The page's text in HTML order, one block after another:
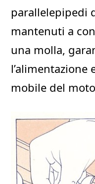
parallelepipedi
mantenuti a
una molla,
mobile del